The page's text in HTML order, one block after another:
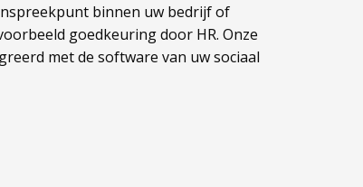
binnen uw bedrijf of
goedkeuring door HR. Onze
met de software van uw sociaal